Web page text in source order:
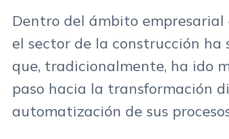
Dentro del ámbito empresarial
el sector de la construcción ha
que, tradicionalmente, ha ido
paso hacia la transformación
automatización de sus